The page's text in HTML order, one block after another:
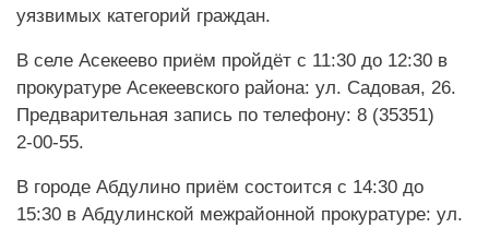
уязвимых категорий граждан.
В селе Асекеево приём пройдёт с 11:30 до 12:30 в
прокуратуре Асекеевского района: ул. Садовая, 26.
Предварительная запись по телефону: 8 (35351)
2‑00‑55.
В городе Абдулино приём состоится с 14:30 до
15:30 в Абдулинской межрайонной прокуратуре: ул.